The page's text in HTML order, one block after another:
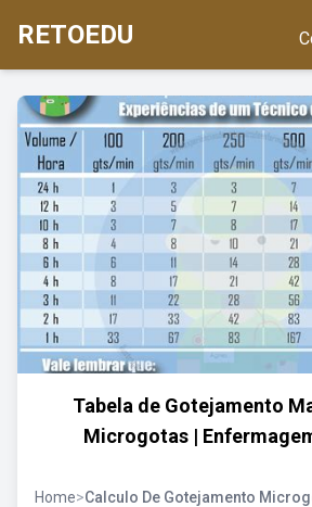
RETOEDU
Tabela de Gotejamento
Microgotas |
Home>Calculo De Gotejamento